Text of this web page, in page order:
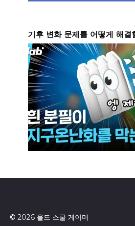
기후 변화 문제를 어떻게 해결
© 2026 올드 스쿨 게이머